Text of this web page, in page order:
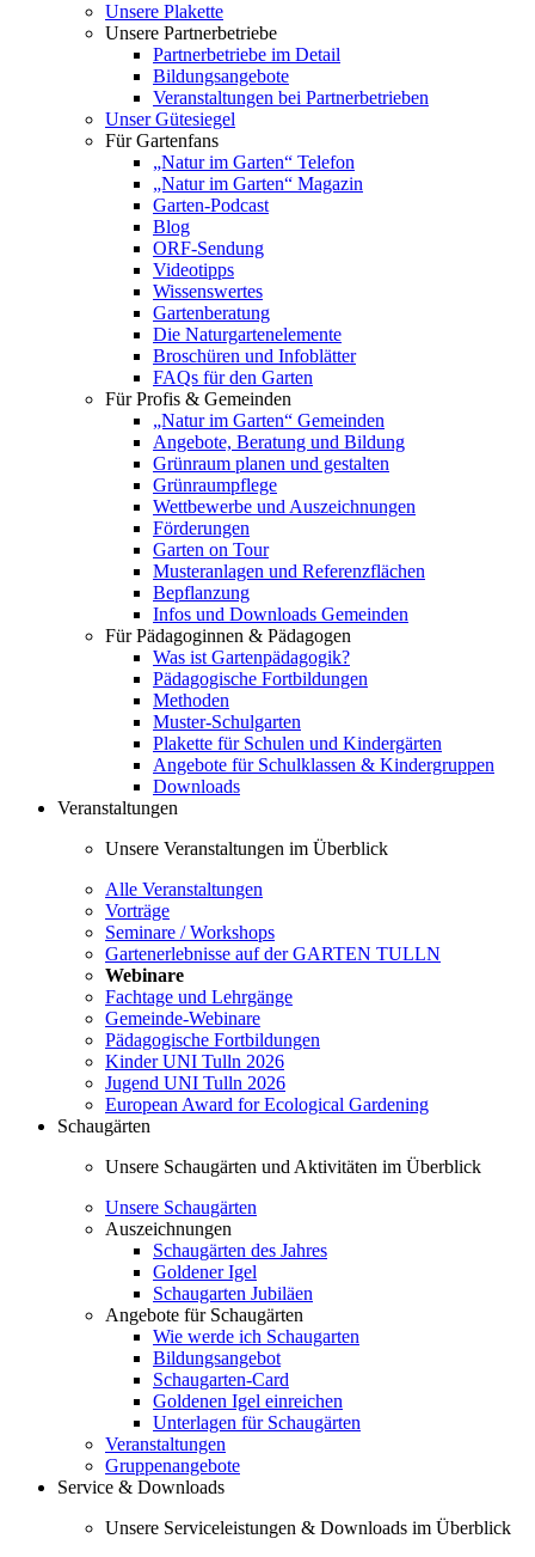
Unsere Plakette
Unsere Partnerbetriebe
Partnerbetriebe im Detail
Bildungsangebote
Veranstaltungen bei Partnerbetrieben
Unser Gütesiegel
Für Gartenfans
„Natur im Garten“ Telefon
„Natur im Garten“ Magazin
Garten-Podcast
Blog
ORF-Sendung
Videotipps
Wissenswertes
Gartenberatung
Die Naturgartenelemente
Broschüren und Infoblätter
FAQs für den Garten
Für Profis & Gemeinden
„Natur im Garten“ Gemeinden
Angebote, Beratung und Bildung
Grünraum planen und gestalten
Grünraumpflege
Wettbewerbe und Auszeichnungen
Förderungen
Garten on Tour
Musteranlagen und Referenzflächen
Bepflanzung
Infos und Downloads Gemeinden
Für Pädagoginnen & Pädagogen
Was ist Gartenpädagogik?
Pädagogische Fortbildungen
Methoden
Muster-Schulgarten
Plakette für Schulen und Kindergärten
Angebote für Schulklassen & Kindergruppen
Downloads
Veranstaltungen
Unsere Veranstaltungen im Überblick
Alle Veranstaltungen
Vorträge
Seminare / Workshops
Gartenerlebnisse auf der GARTEN TULLN
Webinare
Fachtage und Lehrgänge
Gemeinde-Webinare
Pädagogische Fortbildungen
Kinder UNI Tulln 2026
Jugend UNI Tulln 2026
European Award for Ecological Gardening
Schaugärten
Unsere Schaugärten und Aktivitäten im Überblick
Unsere Schaugärten
Auszeichnungen
Schaugärten des Jahres
Goldener Igel
Schaugarten Jubiläen
Angebote für Schaugärten
Wie werde ich Schaugarten
Bildungsangebot
Schaugarten-Card
Goldenen Igel einreichen
Unterlagen für Schaugärten
Veranstaltungen
Gruppenangebote
Service & Downloads
Unsere Serviceleistungen & Downloads im Überblick